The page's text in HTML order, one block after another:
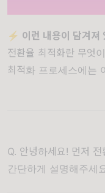
⚡ 이런 내용이 담겨져
전환율 최적화란 무엇
최적화 프로세스에는
Q. 안녕하세요! 먼저
간단하게 설명해주세